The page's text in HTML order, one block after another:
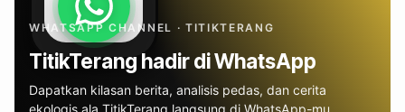
WHATSAPP CHANNEL · TITIKTERANG
TitikTerang hadir di WhatsApp
Dapatkan kilasan berita, analisis pedas, dan cerita